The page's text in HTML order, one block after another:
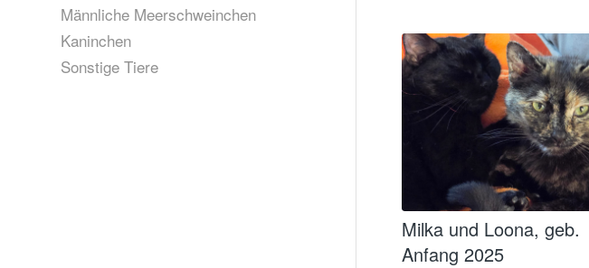
Milka und Loona, geb.
Anfang 2025
Männliche Meerschweinchen
Kaninchen
Sonstige Tiere